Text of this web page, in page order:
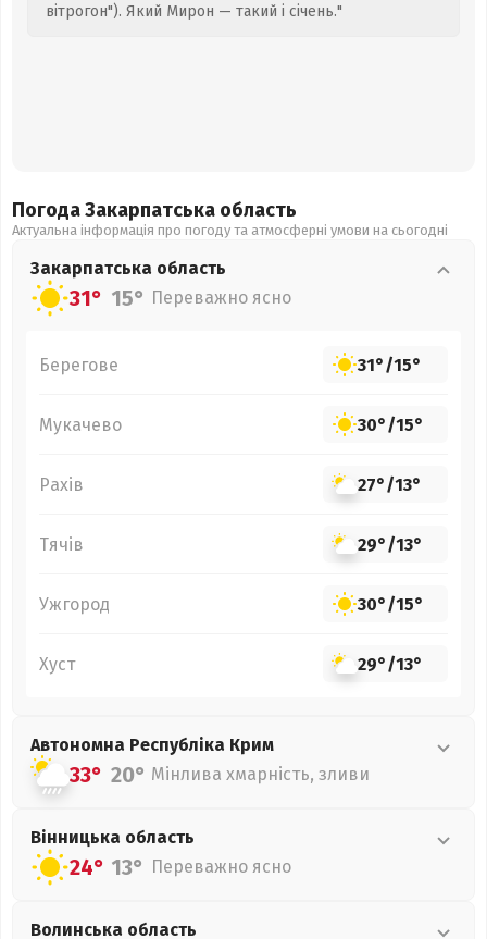
вітрогон"). Який Мирон — такий і січень."
Погода Закарпатська область
Актуальна інформація про погоду та атмосферні умови на сьогодні
Закарпатська область
31° 15° Переважно ясно
Берегове 31°/15°
Мукачево 30°/15°
Рахів 27°/13°
Тячів 29°/13°
Ужгород 30°/15°
Хуст 29°/13°
Автономна Республіка Крим
33° 20° Мінлива хмарність, зливи
Вінницька область
24° 13° Переважно ясно
Волинська область